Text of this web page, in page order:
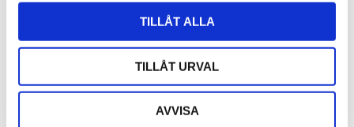
TILLÅT ALLA
TILLÅT URVAL
AVVISA